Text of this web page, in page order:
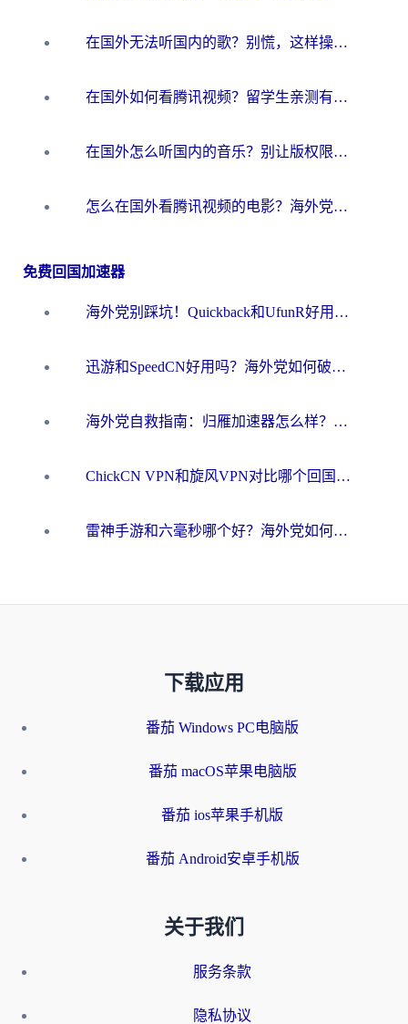
在国外无法听国内的歌？别慌，这样操作就能畅听QQ音乐（附亲测加速器推荐）
在国外如何看腾讯视频？留学生亲测有效的回国加速方案
在国外怎么听国内的音乐？别让版权限制断了你的华语歌单
怎么在国外看腾讯视频的电影？海外党亲测有效的回国加速指南
免费回国加速器
海外党别踩坑！Quickback和UfunR好用吗？选对回国加速器才能无缝刷国内资源
迅游和SpeedCN好用吗？海外党如何破解那道看不见的墙
海外党自救指南：归雁加速器怎么样？教你避开坑实现国内资源无缝访问
ChickCN VPN和旋风VPN对比哪个回国效果更好？海外用户的选择困境与出路
雷神手游和六毫秒哪个好？海外党如何真正解锁国内资源
下载应用
番茄 Windows PC电脑版
番茄 macOS苹果电脑版
番茄 ios苹果手机版
番茄 Android安卓手机版
关于我们
服务条款
隐私协议